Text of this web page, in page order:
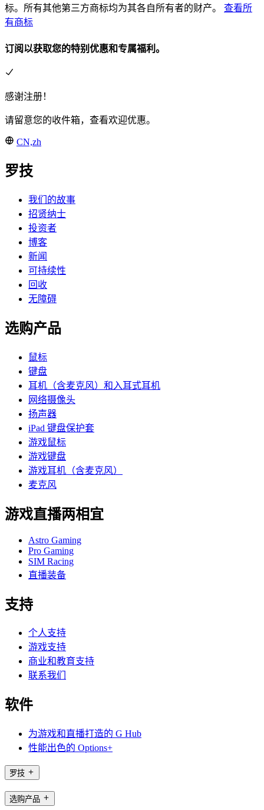
标。所有其他第三方商标均为其各自所有者的财产。 查看所
有商标
订阅以获取您的特别优惠和专属福利。
感谢注册！
请留意您的收件箱，查看欢迎优惠。
CN,zh
罗技
我们的故事
招贤纳士
投资者
博客
新闻
可持续性
回收
无障碍
选购产品
鼠标
键盘
耳机（含麦克风）和入耳式耳机
网络摄像头
扬声器
iPad 键盘保护套
游戏鼠标
游戏键盘
游戏耳机（含麦克风）
麦克风
游戏直播两相宜
Astro Gaming
Pro Gaming
SIM Racing
直播装备
支持
个人支持
游戏支持
商业和教育支持
联系我们
软件
为游戏和直播打造的 G Hub
性能出色的 Options+
罗技
选购产品